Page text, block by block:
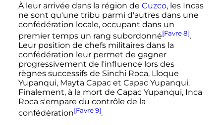
À leur arrivée dans la région de Cuzco, les Incas
ne sont qu'une tribu parmi d'autres dans une
confédération locale, occupant dans un
premier temps un rang subordonné[Favre 8].
Leur position de chefs militaires dans la
confédération leur permet de gagner
progressivement de l'influence lors des
règnes successifs de Sinchi Roca, Lloque
Yupanqui, Mayta Capac et Capac Yupanqui.
Finalement, à la mort de Capac Yupanqui, Inca
Roca s'empare du contrôle de la
confédération[Favre 9].